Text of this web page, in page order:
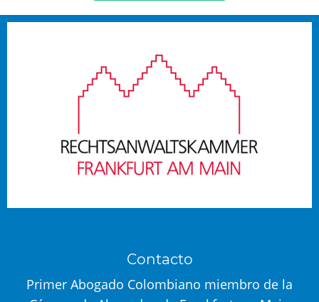
Contacto
Primer Abogado Colombiano miembro de la